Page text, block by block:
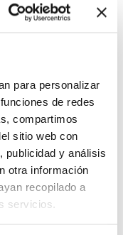
para personalizar
de redes
compartimos
sitio web con
publicidad y análisis
otra información
recopilado a
servicios.
oficial anime
a asistir.
en escuelas
en Dili y
abiertas y
LinkedInTeams